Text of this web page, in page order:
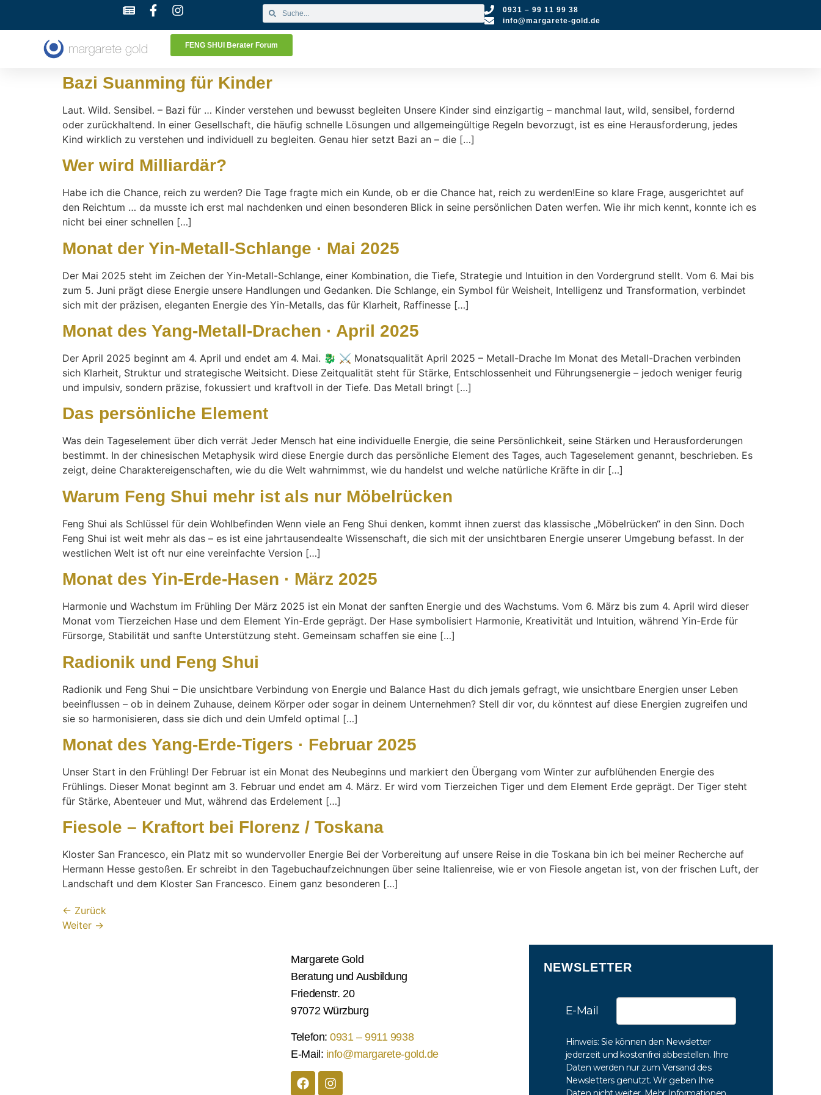
0931 – 99 11 99 38
info@margarete-gold.de
FENG SHUI Berater Forum
Bazi Suanming für Kinder
Laut. Wild. Sensibel. – Bazi für … Kinder verstehen und bewusst begleiten Unsere Kinder sind einzigartig – manchmal laut, wild, sensibel, fordernd
oder zurückhaltend. In einer Gesellschaft, die häufig schnelle Lösungen und allgemeingültige Regeln bevorzugt, ist es eine Herausforderung, jedes
Kind wirklich zu verstehen und individuell zu begleiten. Genau hier setzt Bazi an – die […]
Wer wird Milliardär?
Habe ich die Chance, reich zu werden? Die Tage fragte mich ein Kunde, ob er die Chance hat, reich zu werden!Eine so klare Frage, ausgerichtet auf
den Reichtum … da musste ich erst mal nachdenken und einen besonderen Blick in seine persönlichen Daten werfen. Wie ihr mich kennt, konnte ich es
nicht bei einer schnellen […]
Monat der Yin-Metall-Schlange · Mai 2025
Der Mai 2025 steht im Zeichen der Yin-Metall-Schlange, einer Kombination, die Tiefe, Strategie und Intuition in den Vordergrund stellt. Vom 6. Mai bis
zum 5. Juni prägt diese Energie unsere Handlungen und Gedanken. Die Schlange, ein Symbol für Weisheit, Intelligenz und Transformation, verbindet
sich mit der präzisen, eleganten Energie des Yin-Metalls, das für Klarheit, Raffinesse […]
Monat des Yang-Metall-Drachen · April 2025
Der April 2025 beginnt am 4. April und endet am 4. Mai. 🐉 ⚔ Monatsqualität April 2025 – Metall-Drache Im Monat des Metall-Drachen verbinden
sich Klarheit, Struktur und strategische Weitsicht. Diese Zeitqualität steht für Stärke, Entschlossenheit und Führungsenergie – jedoch weniger feurig
und impulsiv, sondern präzise, fokussiert und kraftvoll in der Tiefe. Das Metall bringt […]
Das persönliche Element
Was dein Tageselement über dich verrät Jeder Mensch hat eine individuelle Energie, die seine Persönlichkeit, seine Stärken und Herausforderungen
bestimmt. In der chinesischen Metaphysik wird diese Energie durch das persönliche Element des Tages, auch Tageselement genannt, beschrieben. Es
zeigt, deine Charaktereigenschaften, wie du die Welt wahrnimmst, wie du handelst und welche natürliche Kräfte in dir […]
Warum Feng Shui mehr ist als nur Möbelrücken
Feng Shui als Schlüssel für dein Wohlbefinden Wenn viele an Feng Shui denken, kommt ihnen zuerst das klassische „Möbelrücken“ in den Sinn. Doch
Feng Shui ist weit mehr als das – es ist eine jahrtausendealte Wissenschaft, die sich mit der unsichtbaren Energie unserer Umgebung befasst. In der
westlichen Welt ist oft nur eine vereinfachte Version […]
Monat des Yin-Erde-Hasen · März 2025
Harmonie und Wachstum im Frühling Der März 2025 ist ein Monat der sanften Energie und des Wachstums. Vom 6. März bis zum 4. April wird dieser
Monat vom Tierzeichen Hase und dem Element Yin-Erde geprägt. Der Hase symbolisiert Harmonie, Kreativität und Intuition, während Yin-Erde für
Fürsorge, Stabilität und sanfte Unterstützung steht. Gemeinsam schaffen sie eine […]
Radionik und Feng Shui
Radionik und Feng Shui – Die unsichtbare Verbindung von Energie und Balance Hast du dich jemals gefragt, wie unsichtbare Energien unser Leben
beeinflussen – ob in deinem Zuhause, deinem Körper oder sogar in deinem Unternehmen? Stell dir vor, du könntest auf diese Energien zugreifen und
sie so harmonisieren, dass sie dich und dein Umfeld optimal […]
Monat des Yang-Erde-Tigers · Februar 2025
Unser Start in den Frühling! Der Februar ist ein Monat des Neubeginns und markiert den Übergang vom Winter zur aufblühenden Energie des
Frühlings. Dieser Monat beginnt am 3. Februar und endet am 4. März. Er wird vom Tierzeichen Tiger und dem Element Erde geprägt. Der Tiger steht
für Stärke, Abenteuer und Mut, während das Erdelement […]
Fiesole – Kraftort bei Florenz / Toskana
Kloster San Francesco, ein Platz mit so wundervoller Energie Bei der Vorbereitung auf unsere Reise in die Toskana bin ich bei meiner Recherche auf
Hermann Hesse gestoßen. Er schreibt in den Tagebuchaufzeichnungen über seine Italienreise, wie er von Fiesole angetan ist, von der frischen Luft, der
Landschaft und dem Kloster San Francesco. Einem ganz besonderen […]
← Zurück
Weiter →
Margarete Gold
Beratung und Ausbildung
Friedenstr. 20
97072 Würzburg
Telefon:0931 – 9911 9938
E-Mail: info@margarete-gold.de
NEWSLETTER
E-Mail
Hinweis: Sie können den Newsletter
jederzeit und kostenfrei abbestellen. Ihre
Daten werden nur zum Versand des
Newsletters genutzt. Wir geben Ihre